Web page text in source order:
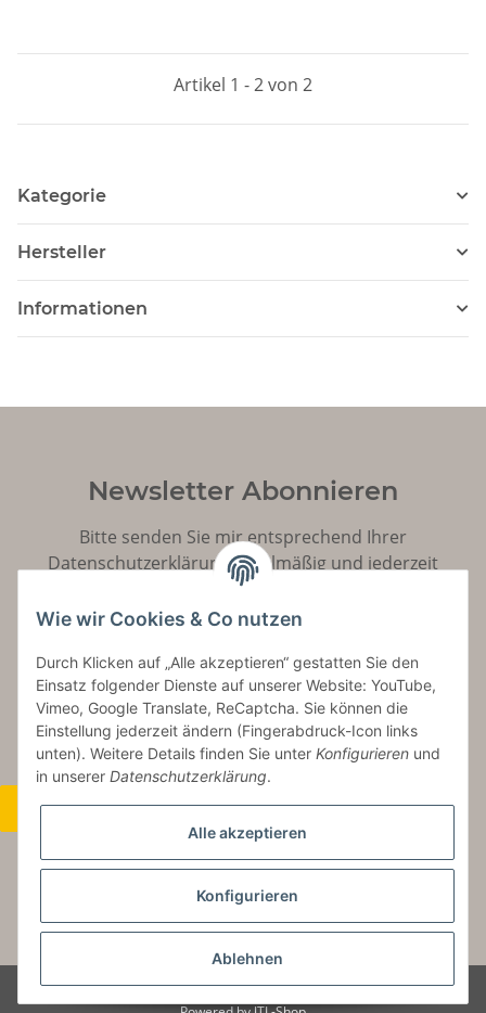
Artikel 1 - 2 von 2
Kategorie
Hersteller
Informationen
Newsletter Abonnieren
Bitte senden Sie mir entsprechend Ihrer
Datenschutzerklärungregelmäßig und jederzeit
widerruflich Informationen zu Ihrem Produktsortiment
per E-Mail zu.
Abonnieren
Widerrufsbutton
* Alle Preise inkl. gesetzlicher USt., zzgl.Versand
Wie wir Cookies & Co nutzen
Durch Klicken auf „Alle akzeptieren“ gestatten Sie den
Einsatz folgender Dienste auf unserer Website: YouTube,
Vimeo, Google Translate, ReCaptcha. Sie können die
Einstellung jederzeit ändern (Fingerabdruck-Icon links
unten). Weitere Details finden Sie unter Konfigurieren und
in unserer Datenschutzerklärung.
Alle akzeptieren
Konfigurieren
Ablehnen